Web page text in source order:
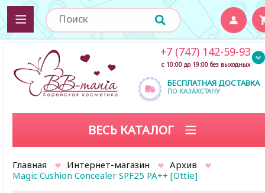
БЕСПЛАТНАЯ ДОСТАВКА
ПО КАЗАХСТАНУ
+7 (747) 142-59-93
с 10:00 до 19:00 без выходных
ВЕСЬ КАТАЛОГ
Главная Интернет-магазин
Архив
Magic Cushion Concealer SPF25 PA++ [Ottie]